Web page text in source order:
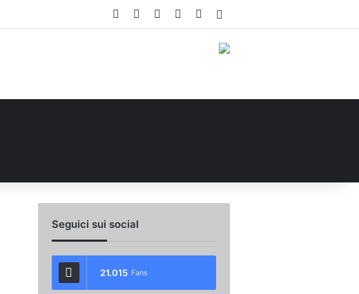
Facebook You TubeInstagramWhatsApp
Seguici sui social
21.015 Fans